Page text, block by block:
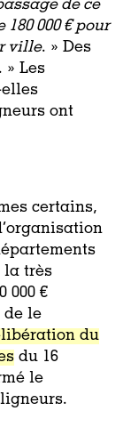
de ce
000 € pour
ville. » Des
» Les
elles
ont
certains,
la très
000 €
de le
du
du 16
le